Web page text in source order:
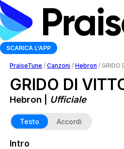
SCARICA L'APP
PraiseTune / Canzoni / Hebron / GRIDO
GRIDO DI
Hebron | Ufficiale
Testo Accordi
Intro